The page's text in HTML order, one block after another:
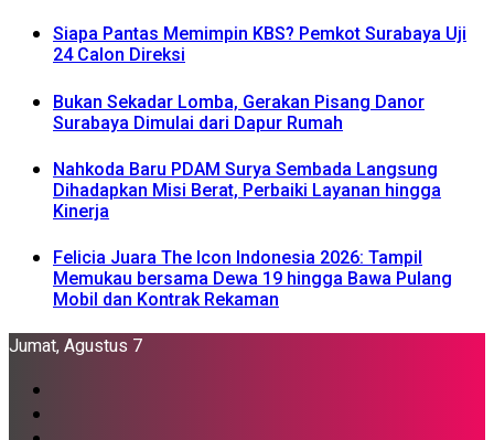
Siapa Pantas Memimpin KBS? Pemkot Surabaya Uji
24 Calon Direksi
Bukan Sekadar Lomba, Gerakan Pisang Danor
Surabaya Dimulai dari Dapur Rumah
Nahkoda Baru PDAM Surya Sembada Langsung
Dihadapkan Misi Berat, Perbaiki Layanan hingga
Kinerja
Felicia Juara The Icon Indonesia 2026: Tampil
Memukau bersama Dewa 19 hingga Bawa Pulang
Mobil dan Kontrak Rekaman
Jumat, Agustus 7